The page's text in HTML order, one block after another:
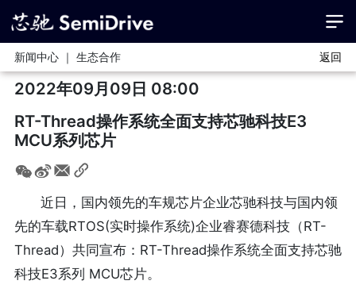
新闻中心 ｜ 生态合作 返回
2022年09月09日 08:00
RT-Thread操作系统全面支持芯驰科技E3
MCU系列芯片
近日，国内领先的车规芯片企业芯驰科技与国内领
先的车载RTOS(实时操作系统)企业睿赛德科技（RT-
Thread）共同宣布：RT-Thread操作系统全面支持芯驰
科技E3系列 MCU芯片。